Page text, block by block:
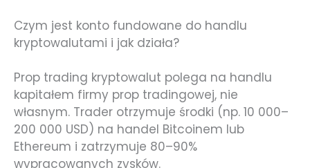
Czym jest konto fundowane do handlu
kryptowalutami i jak działa?
Prop trading kryptowalut polega na handlu
kapitałem firmy prop tradingowej, nie
własnym. Trader otrzymuje środki (np. 10 000–
200 000 USD) na handel Bitcoinem lub
Ethereum i zatrzymuje 80–90%
wypracowanych zysków.